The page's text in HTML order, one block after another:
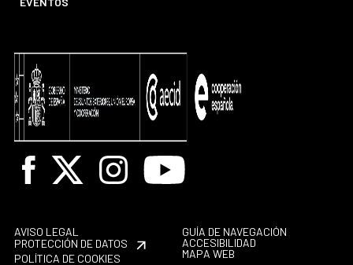
Facebook
X InstagramYoutube
AVISO LEGAL
PROTECCIÓN DE DATOS
POLÍTICA DE COOKIES
GUÍA DE NAVEGACIÓN
ACCESIBILIDAD
MAPA WEB